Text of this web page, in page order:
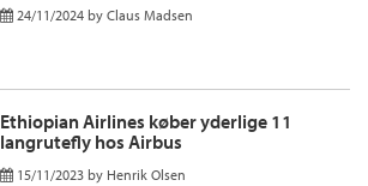
24/11/2024 by Claus Madsen
Ethiopian Airlines køber yderlige 11
langrutefly hos Airbus
15/11/2023 by Henrik Olsen